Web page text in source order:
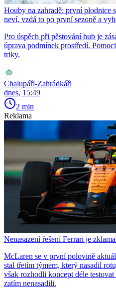
Houby na zahradě: první plodnice
neví, vzdá to po první sezoně a
Pro úspěch při pěstování hub je
úprava podmínek prostředí.
triky.
Chalupáři-Zahrádkáři
dnes, 15:49
2 min
Reklama
Nenasazení řešení Ferrari je
McLaren se v první polovině
stal třetím týmem, který nasadil
však rozhodli koncept déle
zatím nenasadili.